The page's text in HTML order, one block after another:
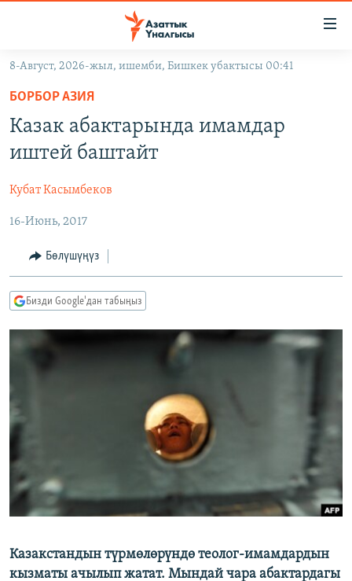
Навигацияга
өтүңүз
Издөөгө
салыңыз
КЫРГЫЗСТАН
КЫРГЫЗСТАН
ЭКОНОМИКА
МАДАНИЯТ
БОРБОР АЗИЯ
АТАЙЫН ИЛИКТӨӨ
ТВ ПРОГРАММАЛАР
БҮГҮН АЗАТТЫКТА
БИЗ ЖАНА ДҮЙНӨ
ПОДКАСТ
ӨЗГӨЧӨ ПИКИР
ЭЕ/АРнун бардык сайттары
8-Август, 2026-жыл, ишемби, Бишкек убактысы 00:41
БОРБОР АЗИЯ
Казак абактарында имамдар
иштей баштайт
Кубат Касымбеков
16-Июнь, 2017
Бөлүшүңүз
Бизди Google'дан табыңыз
Казакстандын түрмөлөрүндө теолог-имамдардын
кызматы ачылып жатат. Мындай чара абактардагы